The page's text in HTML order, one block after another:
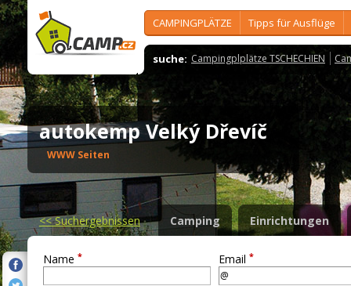
CAMPINGPLÄTZE Tipps für Ausflüge
suche: Campingplplätze TSCHECHIEN
autokemp Velký Dřevíč
WWW Seiten
<<Suchergebnissen Camping Einrichtungen
Name * Email *